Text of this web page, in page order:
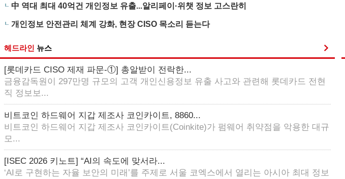
中 역대 최대 40억건 개인정보 유출...알리페이·위챗 정보 고스란히
개인정보 안전관리 체계 강화, 현장 CISO 목소리 듣는다
헤드라인 뉴스
[롯데카드 CISO 제재 파문-①] 총알받이 전락한...
금융감독원이 297만명 규모의 고객 개인신용정보 유출 사고와 관련해 롯데카드 전현
직 정보보...
비트코인 하드웨어 지갑 제조사 코인카이트, 8860...
비트코인 하드웨어 지갑 제조사 코인카이트(Coinkite)가 펌웨어 취약점을 악용한 대규
모...
[ISEC 2026 키노트] “AI의 속도에 맞서라...
‘AI로 구현하는 자율 보안의 미래’를 주제로 서울 코엑스에서 열리는 아시아 최대 정보